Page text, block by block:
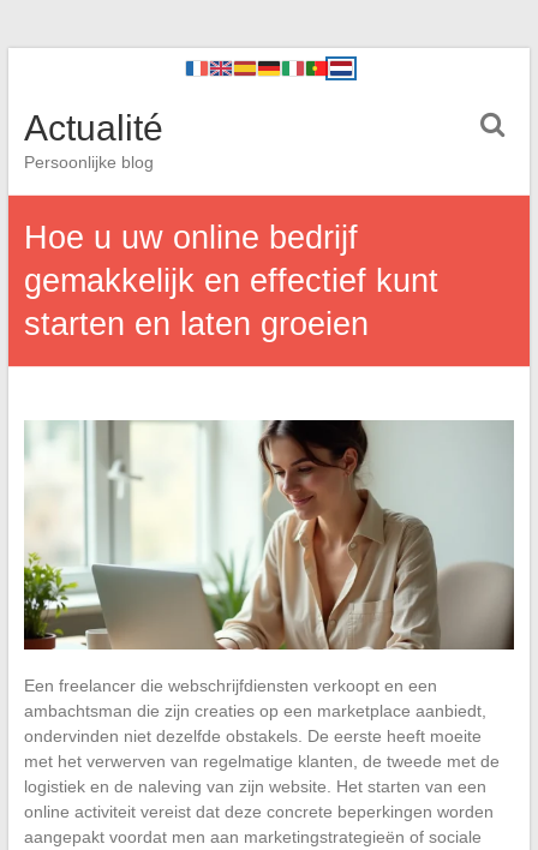
Actualité
Persoonlijke blog
Hoe u uw online bedrijf
gemakkelijk en effectief kunt
starten en laten groeien
Een freelancer die webschrijfdiensten verkoopt en een
ambachtsman die zijn creaties op een marketplace aanbiedt,
ondervinden niet dezelfde obstakels. De eerste heeft moeite
met het verwerven van regelmatige klanten, de tweede met de
logistiek en de naleving van zijn website. Het starten van een
online activiteit vereist dat deze concrete beperkingen worden
aangepakt voordat men aan marketingstrategieën of sociale